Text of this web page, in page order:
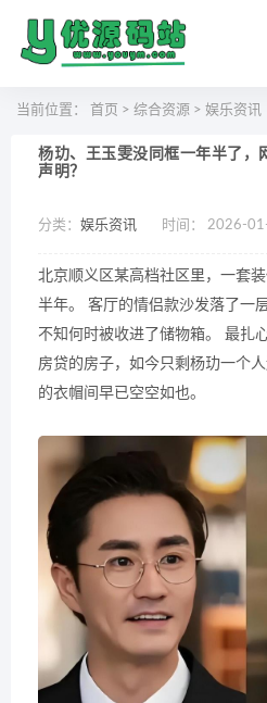
当前位置： 首页 > 综合资源 > 娱乐资讯
杨玏、王玉雯没同框一年半了，
声明？
分类： 娱乐资讯 时间： 2026-
北京顺义区某高档社区里，一套
半年。 客厅的情侣款沙发落了一
不知何时被收进了储物箱。 最扎
房贷的房子，如今只剩杨玏一个
的衣帽间早已空空如也。